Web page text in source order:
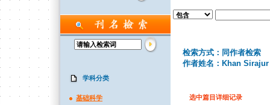
学科分类
基础科学
检索方式：同作者检索
作者姓名：Khan
选中篇目详细记录